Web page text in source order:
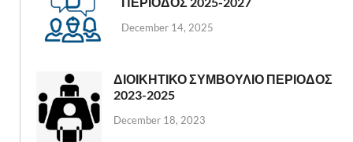
December 14, 2025
ΔΙΟΙΚΗΤΙΚΟ ΣΥΜΒΟΥΛΙΟ ΠΕΡΙΟΔΟΣ
2023-2025
December 18, 2023